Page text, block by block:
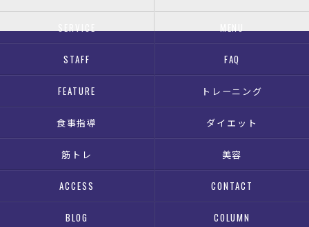
SERVICE MENU
STAFF FAQ
FEATURE トレーニング
食事指導 ダイエット
筋トレ 美容
ACCESS CONTACT
BLOG COLUMN